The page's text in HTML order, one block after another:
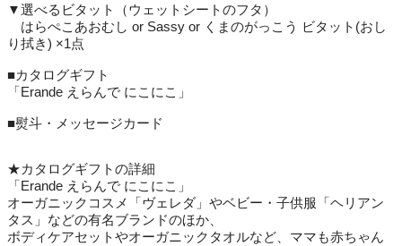
▼選べるビタット（ウェットシートのフタ）
はらぺこあおむし or Sassy or くまのがっこう ビタット(おし
り拭き) ×1点
■カタログギフト
「Erande えらんで にこにこ」
■熨斗・メッセージカード
★カタログギフトの詳細
「Erande えらんで にこにこ」
オーガニックコスメ「ヴェレダ」やベビー・子供服「ヘリアン
タス」などの有名ブランドのほか、
ボディケアセットやオーガニックタオルなど、ママも赤ちゃん